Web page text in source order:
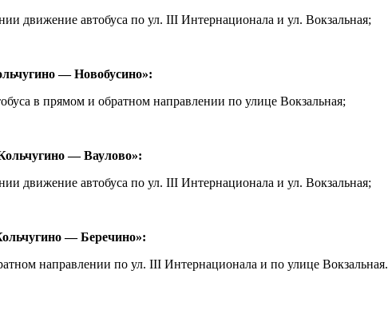
движение автобуса по ул. III Интернационала и ул. Вокзальная;
— Новобусино»:
в прямом и обратном направлении по улице Вокзальная;
— Ваулово»:
движение автобуса по ул. III Интернационала и ул. Вокзальная;
— Беречино»:
направлении по ул. III Интернационала и по улице Вокзальная.